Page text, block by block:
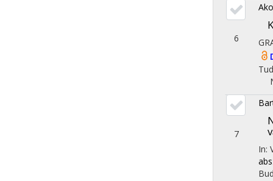
6
7
In: